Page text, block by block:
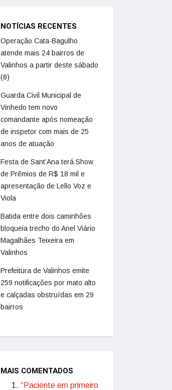
NOTÍCIAS RECENTES
Operação Cata-Bagulho
atende mais 24 bairros de
Valinhos a partir deste sábado
(8)
Guarda Civil Municipal de
Vinhedo tem novo
comandante após nomeação
de inspetor com mais de 25
anos de atuação
Festa de Sant’Ana terá Show
de Prêmios de R$ 18 mil e
apresentação de Lello Voz e
Viola
Batida entre dois caminhões
bloqueia trecho do Anel Viário
Magalhães Teixeira em
Valinhos
Prefeitura de Valinhos emite
259 notificações por mato alto
e calçadas obstruídas em 29
bairros
MAIS COMENTADOS
“Paciente em primeiro